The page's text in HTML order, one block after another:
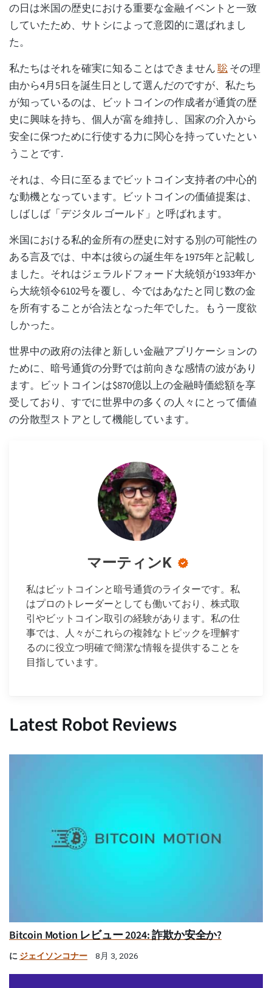
の日は米国の歴史における重要な金融イベントと一致
していたため、サトシによって意図的に選ばれまし
た。
私たちはそれを確実に知ることはできません聡その理
由から4月5日を誕生日として選んだのですが、私たち
が知っているのは、ビットコインの作成者が通貨の歴
史に興味を持ち、個人が富を維持し、国家の介入から
安全に保つために行使する力に関心を持っていたとい
うことです.
それは、今日に至るまでビットコイン支持者の中心的
な動機となっています。ビットコインの価値提案は、
しばしば「デジタル ゴールド」と呼ばれます。
米国における私的金所有の歴史に対する別の可能性の
ある言及では、中本は彼らの誕生年を1975年と記載し
ました。それはジェラルドフォード大統領が1933年か
ら大統領令6102号を覆し、今ではあなたと同じ数の金
を所有することが合法となった年でした。もう一度欲
しかった。
世界中の政府の法律と新しい金融アプリケーションの
ために、暗号通貨の分野では前向きな感情の波があり
ます。ビットコインは$870億以上の金融時価総額を享
受しており、すでに世界中の多くの人々にとって価値
の分散型ストアとして機能しています。
マーティンK
私はビットコインと暗号通貨のライターです。私
はプロのトレーダーとしても働いており、株式取
引やビットコイン取引の経験があります。私の仕
事では、人々がこれらの複雑なトピックを理解す
るのに役立つ明確で簡潔な情報を提供することを
目指しています。
Latest Robot Reviews
Bitcoin Motion レビュー 2024: 詐欺か安全か?
に ジェイソンコナー 8月 3, 2026